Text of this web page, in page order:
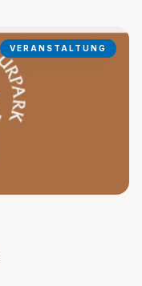
VERANSTALTUNG